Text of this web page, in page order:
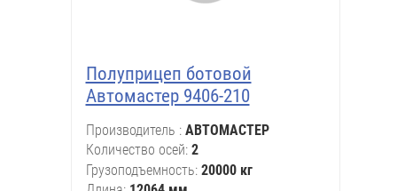
Полуприцеп ботовой
Автомастер 9406-210
Производитель
АВТОМАСТЕР
Количество осей 2
Грузоподъемность 20000 кг